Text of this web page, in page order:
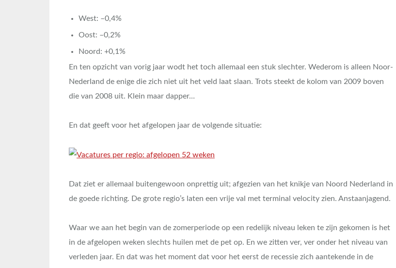
West: –0,4%
Oost: –0,2%
Noord: +0,1%
En ten opzicht van vorig jaar wodt het toch allemaal een stuk slechter. Wederom is alleen Noor-
Nederland de enige die zich niet uit het veld laat slaan. Trots steekt de kolom van 2009 boven
die van 2008 uit. Klein maar dapper…
En dat geeft voor het afgelopen jaar de volgende situatie:
Dat ziet er allemaal buitengewoon onprettig uit; afgezien van het knikje van Noord Nederland in
de goede richting. De grote regio’s laten een vrije val met terminal velocity zien. Anstaanjagend.
Waar we aan het begin van de zomerperiode op een redelijk niveau leken te zijn gekomen is het
in de afgelopen weken slechts huilen met de pet op. En we zitten ver, ver onder het niveau van
verleden jaar. En dat was het moment dat voor het eerst de recessie zich aantekende in de